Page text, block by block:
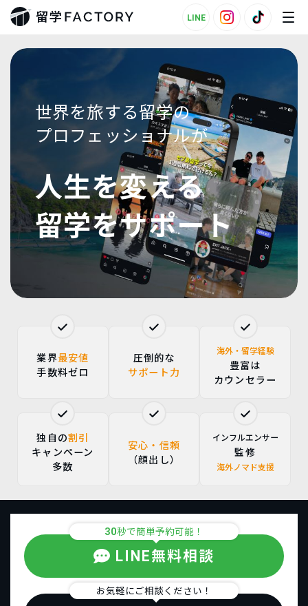
LINE
世界を旅する留学の
プロフェッショナルが
人生を変える
留学をサポート
業界最安値
手数料ゼロ
圧倒的な
サポート力
海外・留学経験
豊富は
カウンセラー
独自の割引
キャンペーン
多数
安心・信頼
（顔出し）
インフルエンサー
監修
海外ノマド支援
30秒で簡単予約可能！
LINE無料相談
お気軽にご相談ください！